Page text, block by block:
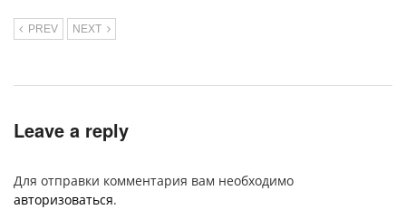
PREV NEXT
Leave a reply
Для отправки комментария вам необходимо
авторизоваться.